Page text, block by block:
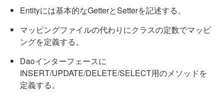
Entityには基本的なGetterとSetterを記述する。
マッピングファイルの代わりにクラスの定数でマッピ
ングを定義する。
Daoインターフェースに
INSERT/UPDATE/DELETE/SELECT用のメソッドを
定義する。